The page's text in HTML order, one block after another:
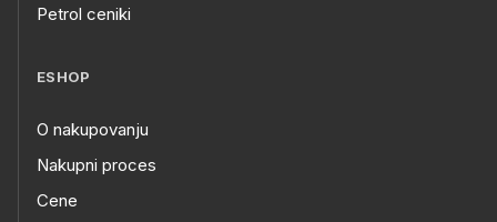
Petrol ceniki
ESHOP
O nakupovanju
Nakupni proces
Cene